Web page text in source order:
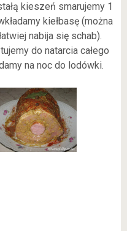
kieszeń smarujemy 1
kiełbasę (można
nabija się schab).
do natarcia całego
na noc do lodówki.